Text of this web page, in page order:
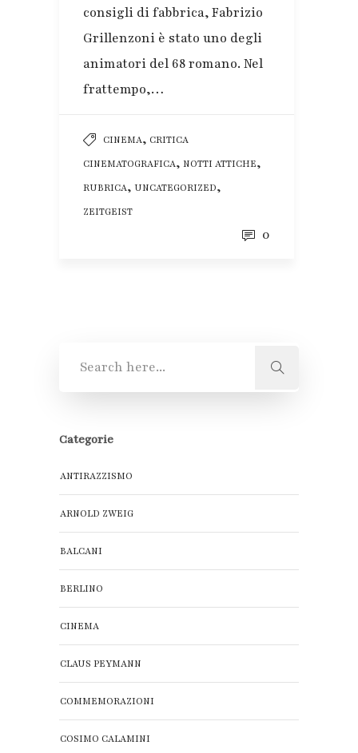
consigli di fabbrica, Fabrizio
Grillenzoni è stato uno degli
animatori del 68 romano. Nel
frattempo,…
CINEMA, CRITICA
CINEMATOGRAFICA, NOTTI ATTICHE,
RUBRICA, UNCATEGORIZED,
ZEITGEIST
0
Categorie
ANTIRAZZISMO
ARNOLD ZWEIG
BALCANI
BERLINO
CINEMA
CLAUS PEYMANN
COMMEMORAZIONI
COSIMO CALAMINI